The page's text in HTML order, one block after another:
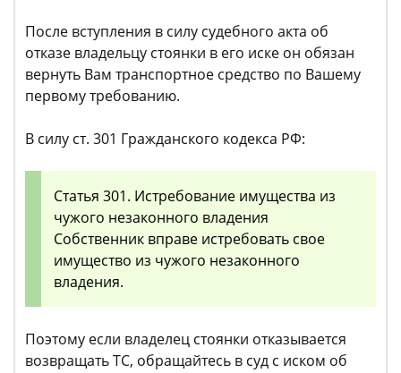
После вступления в силу судебного акта об
отказе владельцу стоянки в его иске он обязан
вернуть Вам транспортное средство по Вашему
первому требованию.
В силу ст. 301 Гражданского кодекса РФ:
Статья 301. Истребование имущества из
чужого незаконного владения
Собственник вправе истребовать свое
имущество из чужого незаконного
владения.
Поэтому если владелец стоянки отказывается
возвращать ТС, обращайтесь в суд с иском об